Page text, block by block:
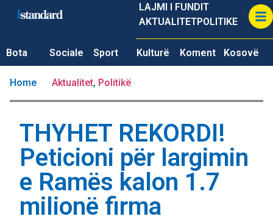
LAJMI I FUNDIT
AKTUALITETPOLITIKE
Bota Sociale Sport Kulturë Koment Kosovë
Home Aktualitet, Politikë
THYHET REKORDI!
Peticioni për largimin
e Ramës kalon 1.7
milionë firma